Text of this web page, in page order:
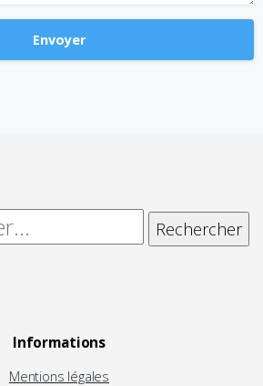
:
Informations
Mentions légales